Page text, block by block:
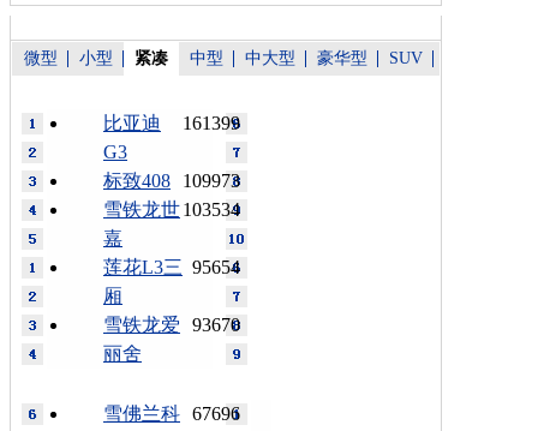
微型 小型 紧凑 中型 中大型 豪华型 SUV
161399
比亚迪
G3
109973
标致408
103534
雪铁龙世
嘉
95654
莲花L3三
厢
93670
雪铁龙爱
丽舍
67696
雪佛兰科